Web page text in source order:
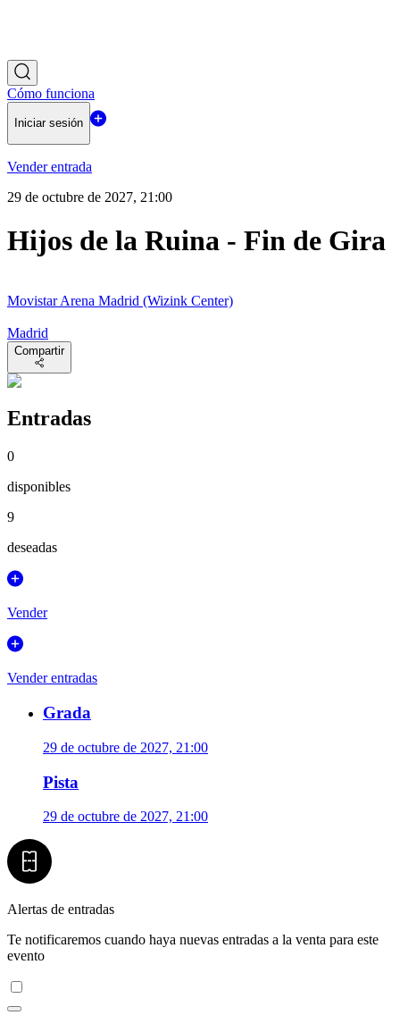
Cómo funciona
Iniciar sesión
Vender entrada
29 de octubre de 2027, 21:00
Hijos de la Ruina - Fin de Gira
Movistar Arena Madrid (Wizink Center)
Madrid
Compartir
Entradas
0
disponibles
9
deseadas
Vender
Vender entradas
Grada
29 de octubre de 2027, 21:00
Pista
29 de octubre de 2027, 21:00
Alertas de entradas
Te notificaremos cuando haya nuevas entradas a la venta para este
evento